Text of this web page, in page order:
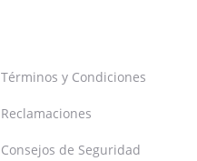
Términos y Condiciones
Reclamaciones
Consejos de Seguridad